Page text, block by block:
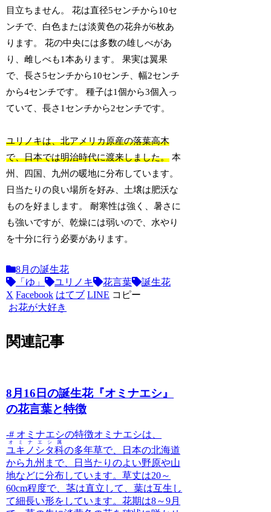
目立ちません。 花は直径5センチから10セ
ンチで、白色または淡黄色の花弁が6枚あ
ります。 花の中央には多数の雄しべがあ
り、雌しべも1本あります。 果実は翼果
で、長さ5センチから10センチ、幅2センチ
から4センチです。 種子は1個から3個入っ
ていて、長さ1センチから2センチです。
ユリノキは、北アメリカ原産の落葉高木
で、日本では明治時代に渡来しました。 本
州、四国、九州の暖地に分布しています。
日当たりの良い場所を好み、土壌は肥沃な
ものを好まします。 耐寒性は強く、暑さに
も強いですが、乾燥には弱いので、水やり
を十分に行う必要があります。
8月の誕生花
「ゆ」
ユリノキ 花言葉
誕生花
X Facebook はてブ LINE コピー
お花が大好き
関連記事
8月16日の誕生花『オミナエシ』
の花言葉と特徴
-# オミナエシの特徴オミナエシは、
ユキノシタ科
オミナエシ属
の多年草で、日本の北海道
から九州まで、日当たりのよい野原や山
地などに分布しています。草丈は20～
60cm程度で、茎は直立して、葉は互生し
て細長い形をしています。花期は8～9月